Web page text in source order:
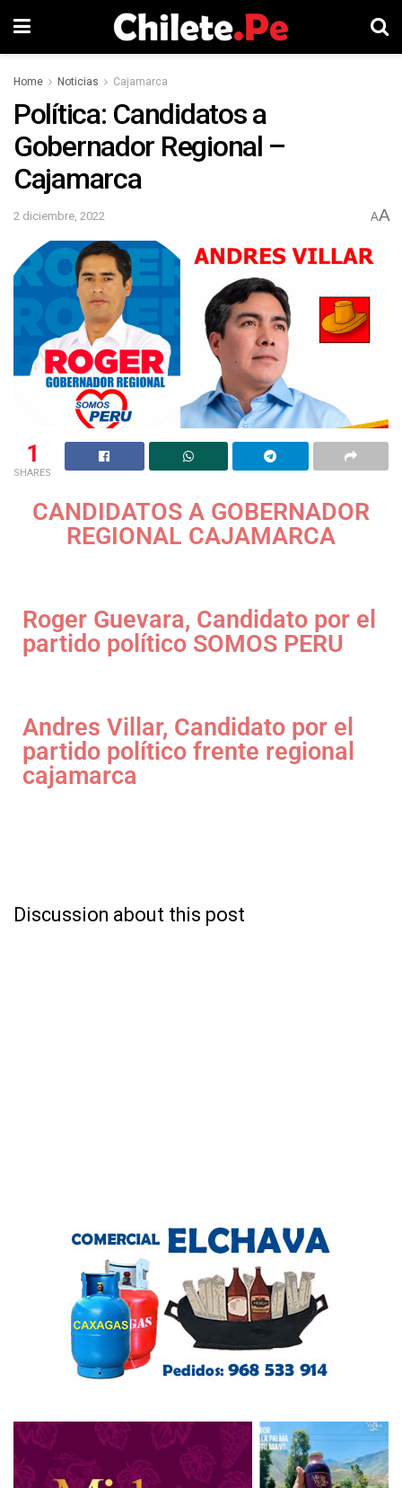
Home Noticias Cajamarca
Política: Candidatos a
Gobernador Regional –
Cajamarca
2 diciembre, 2022 AA
1
SHARES
CANDIDATOS A GOBERNADOR
REGIONAL CAJAMARCA
Roger Guevara, Candidato por el
partido político SOMOS PERU
Andres Villar, Candidato por el
partido político frente regional
cajamarca
Discussion about this post